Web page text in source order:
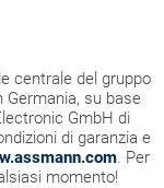
centrale del gruppo
Germania, su base
GmbH di
di garanzia e
. Per
momento!